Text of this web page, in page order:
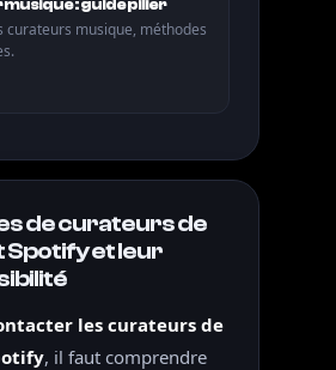
: guide pilier
curateurs musique, méthodes
de curateurs de
Spotify et leur
les curateurs de
, il faut comprendre